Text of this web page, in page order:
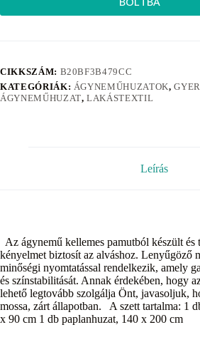
CIKKSZÁM: B20BF3B479CC
KATEGÓRIÁK: ÁGYNEMŰHUZATOK,
ÁGYNEMŰHUZAT,LAKÁSTEXTIL
Leírás
Az ágynemű kellemes pamutból készült és
kényelmet biztosít az alváshoz. Lenyűgöző
minőségi nyomtatással rendelkezik, amely
és színstabilitását. Annak érdekében, hogy
lehető legtovább szolgálja Önt, javasoljuk,
mossa, zárt állapotban. A szett tartalma: 1
x 90 cm 1 db paplanhuzat, 140 x 200 cm